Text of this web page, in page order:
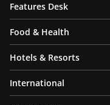
Features Desk
Food & Health
Hotels & Resorts
International